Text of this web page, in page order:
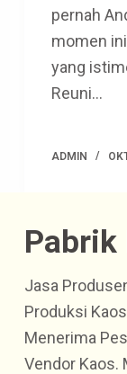
pernah
momen
yang
Reuni…
ADMIN
Pabrik
Jasa
Produksi
Menerima
Vendor Kaos.